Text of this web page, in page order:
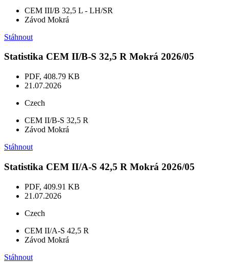
CEM III/B 32,5 L - LH/SR
Závod Mokrá
Stáhnout
Statistika CEM II/B-S 32,5 R Mokrá 2026/05
PDF, 408.79 KB
21.07.2026
Czech
CEM II/B-S 32,5 R
Závod Mokrá
Stáhnout
Statistika CEM II/A-S 42,5 R Mokrá 2026/05
PDF, 409.91 KB
21.07.2026
Czech
CEM II/A-S 42,5 R
Závod Mokrá
Stáhnout